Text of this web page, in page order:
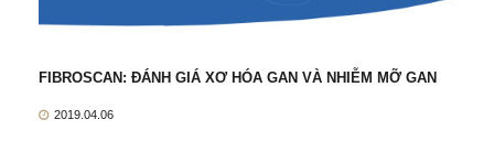
FIBROSCAN: ĐÁNH GIÁ XƠ HÓA GAN VÀ NHIỄM MỠ GAN
2019.04.06